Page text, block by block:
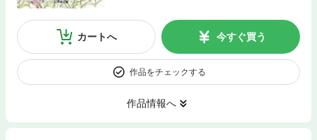
カートへ 今すぐ買う
作品をチェックする
作品情報へ